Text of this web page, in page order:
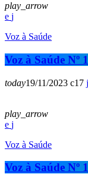
play_arrow
Voz à Saúde
Voz à Saúde Nº
today19/11/2023 17
play_arrow
Voz à Saúde
Voz à Saúde Nº